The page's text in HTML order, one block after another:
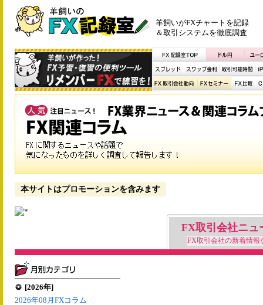
羊飼いがFXチャートを記録
＆取引システムを徹底調査
本サイトはプロモーションを含みます
FX取引会社ニュ
FX取引会社の新着情報
[2026年]
2026年08月FXコラム